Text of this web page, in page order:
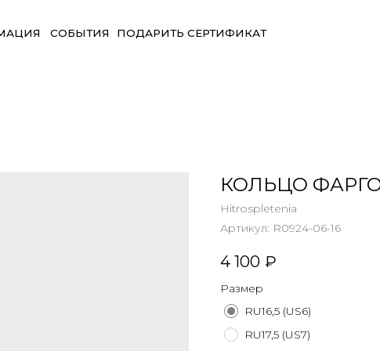
СОБЫТИЯ ПОДАРИТЬ СЕРТИФИКАТ
КОЛЬЦО
Hitrospletenia
Артикул: R0924-06-16
4 100 ₽
Размер
RU16,5 (US6)
RU17,5 (US7)